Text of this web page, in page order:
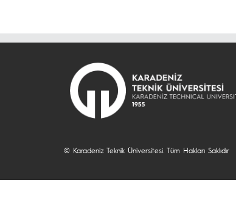
© Karadeniz Teknik Üniversitesi. Tüm Hakları Saklıdır